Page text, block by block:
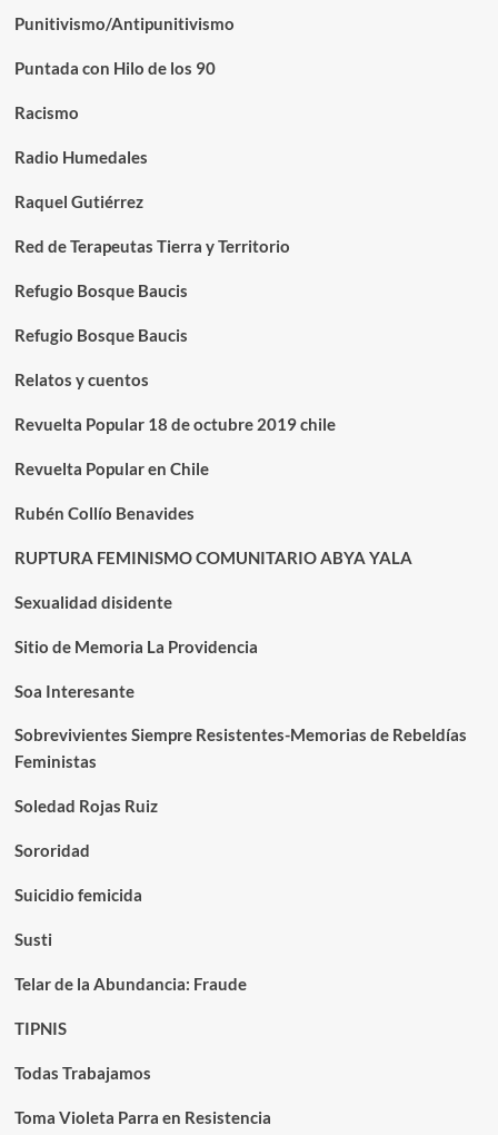
Punitivismo/Antipunitivismo
Puntada con Hilo de los 90
Racismo
Radio Humedales
Raquel Gutiérrez
Red de Terapeutas Tierra y Territorio
Refugio Bosque Baucis
Refugio Bosque Baucis
Relatos y cuentos
Revuelta Popular 18 de octubre 2019 chile
Revuelta Popular en Chile
Rubén Collío Benavides
RUPTURA FEMINISMO COMUNITARIO ABYA YALA
Sexualidad disidente
Sitio de Memoria La Providencia
Soa Interesante
Sobrevivientes Siempre Resistentes-Memorias de Rebeldías
Feministas
Soledad Rojas Ruiz
Sororidad
Suicidio femicida
Susti
Telar de la Abundancia: Fraude
TIPNIS
Todas Trabajamos
Toma Violeta Parra en Resistencia